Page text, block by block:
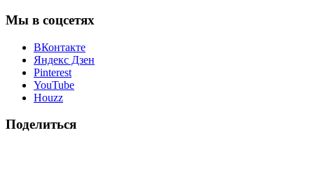
Мы в соцсетях
ВКонтакте
Яндекс Дзен
Pinterest
YouTube
Houzz
Поделиться